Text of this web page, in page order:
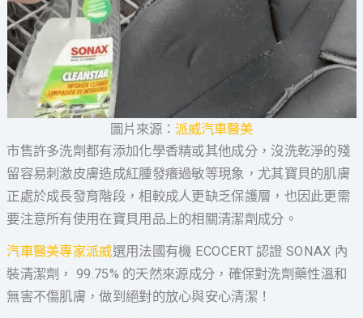
圖片來源： 派威汽車醫美
市售許多洗劑都有添加化學香精或其他成分，沒洗乾淨的殘
留容易刺激皮膚造成紅腫發癢過敏等現象，尤其寶貝的肌膚
正處於成長發育階段，相較成人更缺乏保護層，也因此更需
要注意所有使用在寶貝用品上的相關清潔劑成分。
汽車醫美專家派威選用法國有機 ECOCERT 認證 SONAX 內
裝清潔劑， 99.75% 的天然來源成分，確保對洗劑藥性溫和
無害不傷肌膚，做到絕對的放心與安心清潔！